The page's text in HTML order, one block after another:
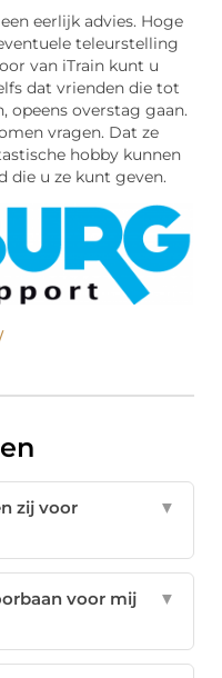
eerlijk advies. Hoge
teleurstelling
van iTrain kunt u
dat vrienden die tot
opeens overstag gaan.
vragen. Dat ze
hobby kunnen
die u ze kunt geven.
zij voor
▼
voor mij
▼